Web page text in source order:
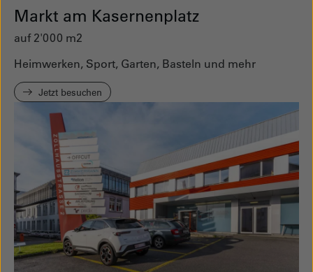
Markt am Kasernenplatz
auf 2'000 m2
Heimwerken, Sport, Garten, Basteln und mehr
Jetzt besuchen